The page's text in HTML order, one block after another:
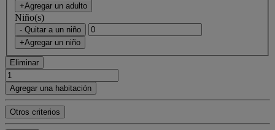
+Agregar un adulto
Niño(s)
- Quitar a un niño
+Agregar un niño
Eliminar
Agregar una habitación
Otros criterios